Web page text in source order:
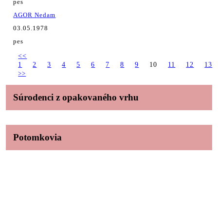
pes
AGOR Nedam
03.05.1978
pes
<<
1
2 3 4 5 6 7 8 9 10 11 12
13
>>
Súrodenci z opakovaného vrhu
Potomkovia